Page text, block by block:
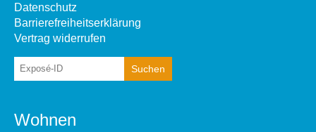
Datenschutz
Barrierefreiheitserklärung
Vertrag widerrufen
Wohnen